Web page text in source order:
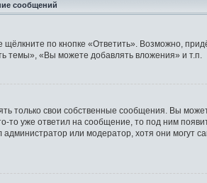
сообщений
по кнопке «Ответить». Возможно,
темы», «Вы можете добавлять вложения» и т.п.
только свои собственные сообщения. Вы
то уже ответил на сообщение, то под ним
или модератор, хотя они могут